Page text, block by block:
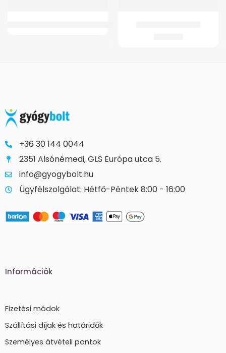
+36 30 144 0044
2351 Alsónémedi, GLS Európa utca 5.
info@gyogybolt.hu
Ügyfélszolgálat: Hétfő-Péntek 8:00 - 16:00
Információk
Fizetési módok
Szállítási díjak és határidők
Személyes átvételi pontok